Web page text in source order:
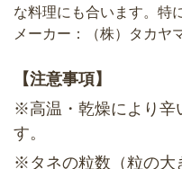
な料理にも合います。特
メーカー：（株）タカヤ
【注意事項】
※高温・乾燥により辛
す。
※タネの粒数（粒の大